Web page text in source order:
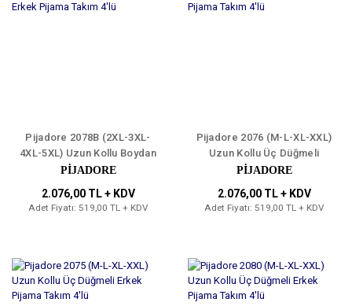
Pijadore 2078B (2XL-3XL-
4XL-5XL) Uzun Kollu Boydan
Düğmeli Erkek Pijama Takım
PİJADORE
2.076,00 TL + KDV
Adet Fiyatı: 519,00 TL + KDV
Pijadore 2076 (M-L-XL-XXL)
Uzun Kollu Üç Düğmeli
Erkek Pijama Takım 4'lü
PİJADORE
2.076,00 TL + KDV
Adet Fiyatı: 519,00 TL + KDV